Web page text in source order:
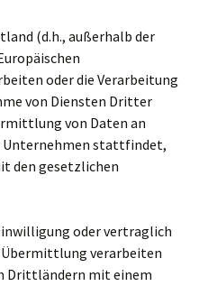
(d.h., außerhalb der
oder die Verarbeitung
von Diensten Dritter
von Daten an
Unternehmen stattfindet,
den gesetzlichen
oder vertraglich
verarbeiten
Drittländern mit einem